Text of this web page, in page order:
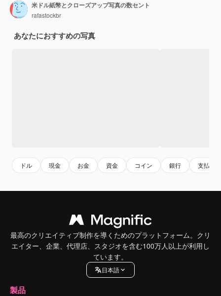
米ドル紙幣とクローズアップ写真の数セント
rafastockbr
あなたにおすすめの写真
ドル 現金 お金 資金 コイン 銀行 支払い
最高のクリエイティブ制作を導くためのプラットフォーム。クリ
エイター、企業、代理店、スタジオを含む100万人以上が利用し
ています。
日本語
製品